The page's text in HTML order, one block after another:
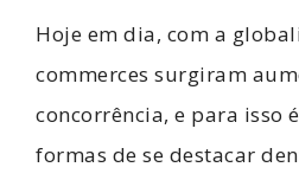
Hoje em dia, com a
commerces surgiram
concorrência, e para isso
formas de se destacar